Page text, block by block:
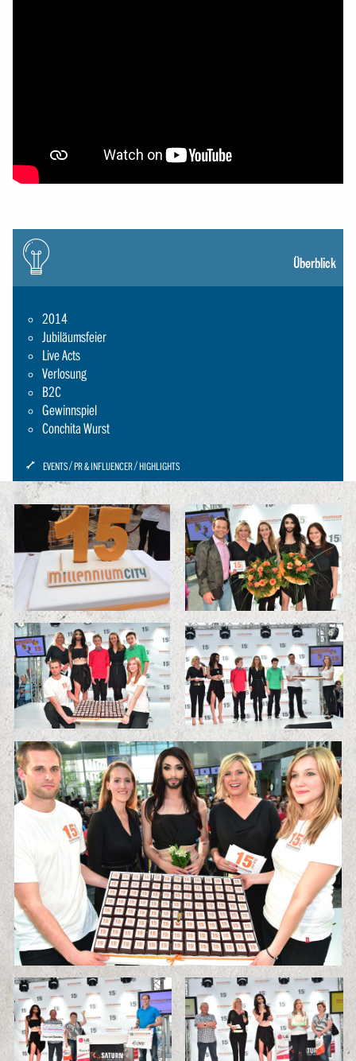
Icon:
gluehbirne
Überblick
2014
Jubiläumsfeier
Live Acts
Verlosung
B2C
Gewinnspiel
Conchita Wurst
ICON:
SCHRAUBENSCHLUESSEL-
SMALL
EVENTS PR & INFLUENCER HIGHLIGHTS